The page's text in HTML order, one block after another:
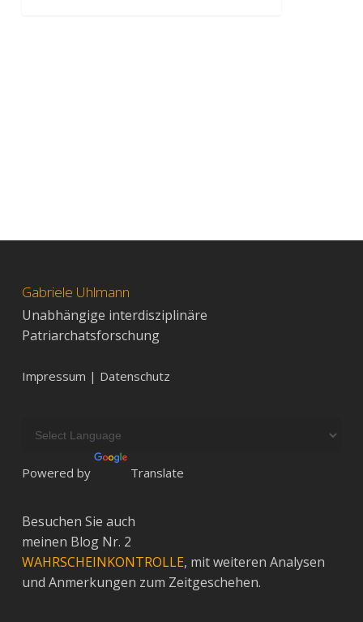
Gabriele Uhlmann
Unabhängige interdisziplinäre
Patriarchatsforschung
Impressum | Datenschutz
Powered by Translate
Besuchen Sie auch
meinen Blog Nr. 2
WAHRSCHEINKONTROLLE, mit weiteren Analysen
und Anmerkungen zum Zeitgeschehen.